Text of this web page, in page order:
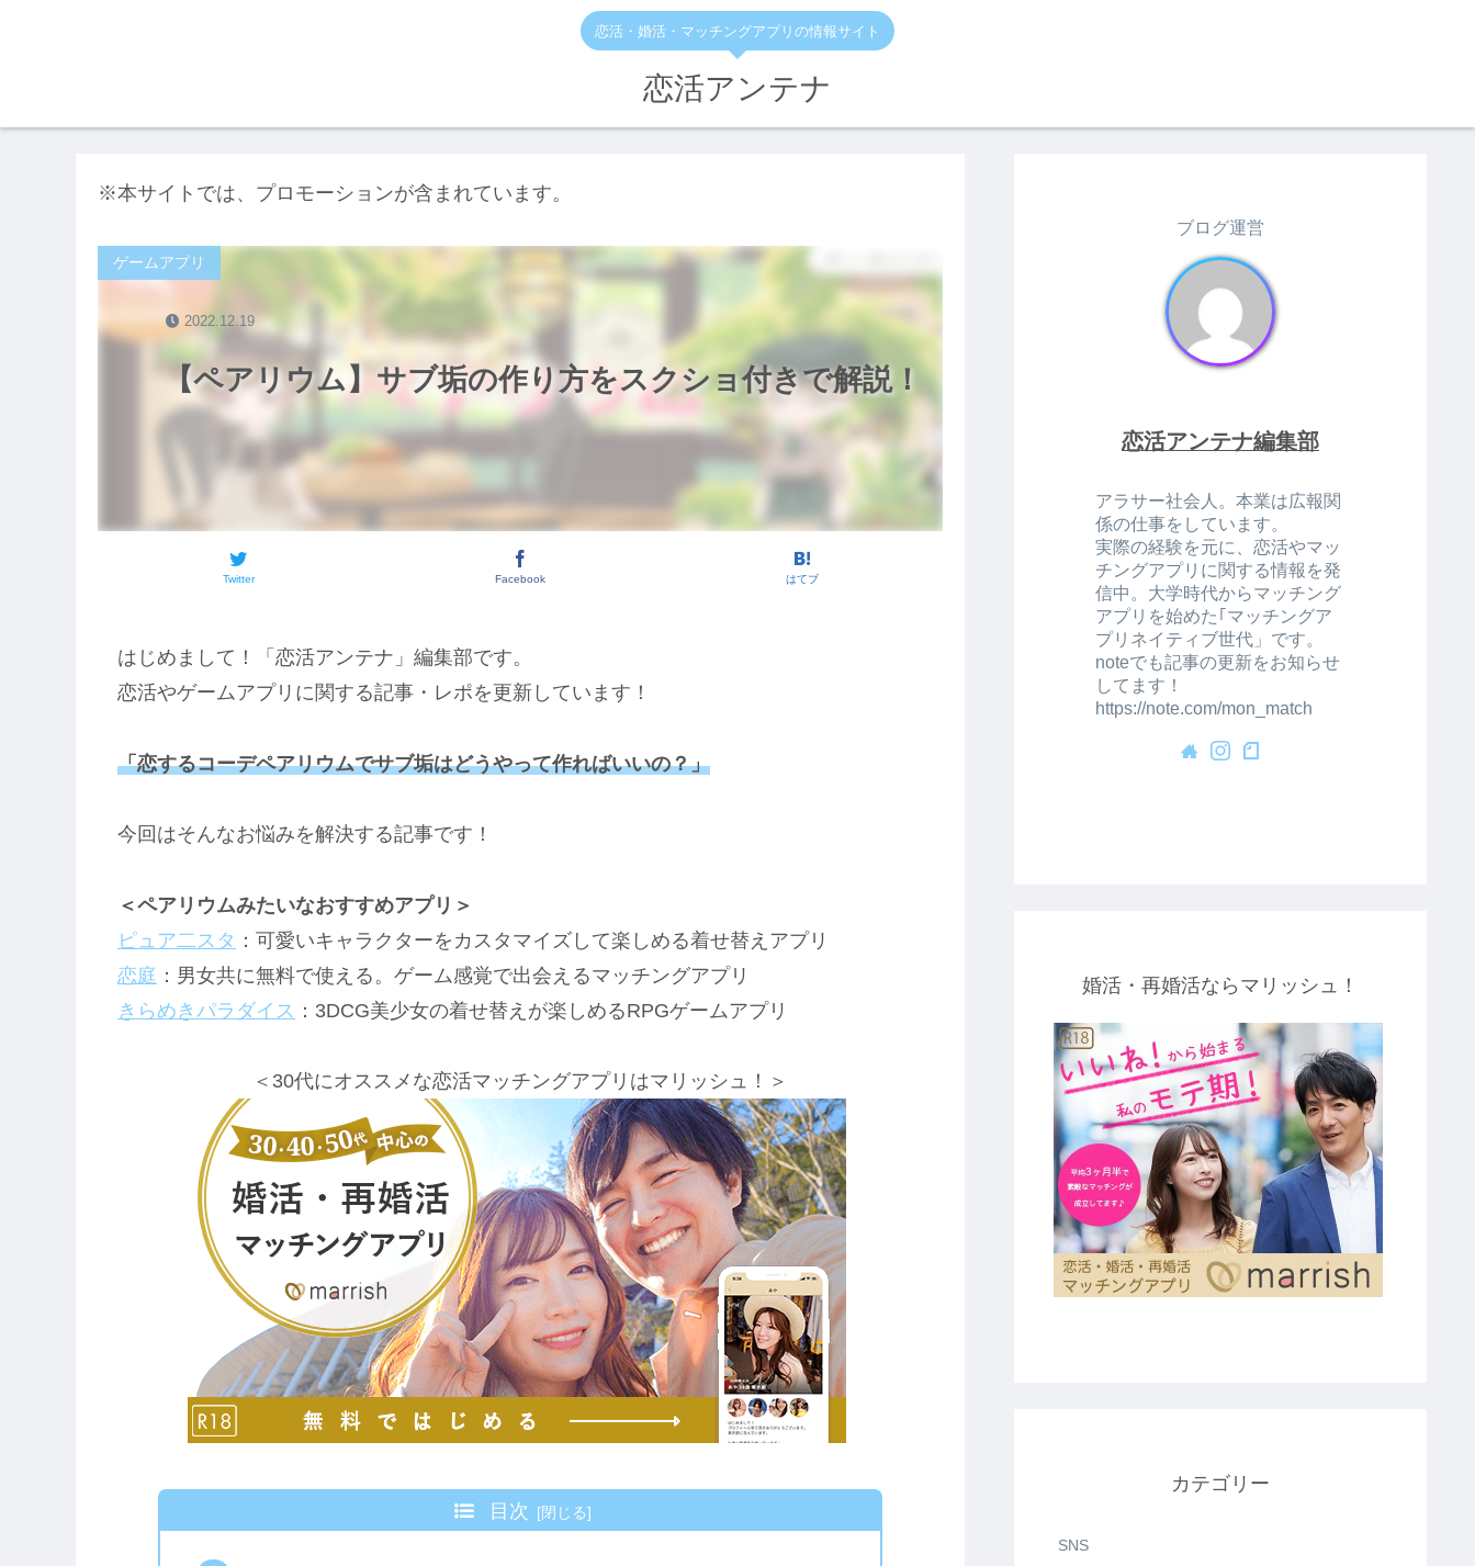
恋活・婚活・マッチングアプリの情報サイト
恋活アンテナ
※本サイトでは、プロモーションが含まれています。
【ペアリウム】サブ垢の作り方をスクショ付きで解説！
ゲームアプリ
Twitter Facebook はてブ
2022.12.19
はじめまして！「恋活アンテナ」編集部です。
恋活やゲームアプリに関する記事・レポを更新しています！
「恋するコーデペアリウムでサブ垢はどうやって作ればいいの？」
今回はそんなお悩みを解決する記事です！
＜ペアリウムみたいなおすすめアプリ＞
ピュア二スタ ：可愛いキャラクターをカスタマイズして楽しめる着せ替えアプリ
恋庭 ：男女共に無料で使える。ゲーム感覚で出会えるマッチングアプリ
きらめきパラダイス ：3DCG美少女の着せ替えが楽しめるRPGゲームアプリ
＜30代にオススメな恋活マッチングアプリはマリッシュ！＞
目次
ブログ運営
恋活アンテナ編集部
アラサー社会人。本業は広報関
係の仕事をしています。
実際の経験を元に、恋活やマッ
チングアプリに関する情報を発
信中。大学時代からマッチング
アプリを始めた｢マッチングア
プリネイティブ世代」です。
noteでも記事の更新をお知らせ
してます！
https://note.com/mon_match
婚活・再婚活ならマリッシュ！
カテゴリー
SNS